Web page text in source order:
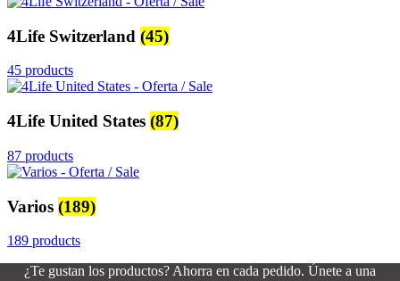
4Life Switzerland (45)
45 products
4Life United States (87)
87 products
Varios (189)
189 products
¿Te gustan los productos? Ahorra en cada pedido. Únete a una